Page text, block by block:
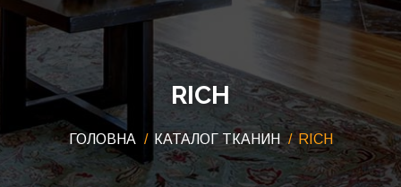
RICH
ГОЛОВНА КАТАЛОГ ТКАНИН RICH